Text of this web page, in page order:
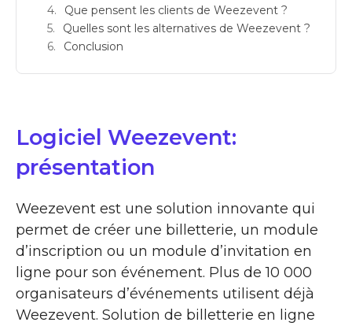
Que pensent les clients de Weezevent ?
Quelles sont les alternatives de Weezevent ?
Conclusion
Logiciel Weezevent:
présentation
Weezevent est une solution innovante qui
permet de créer une billetterie, un module
d’inscription ou un module d’invitation en
ligne pour son événement. Plus de 10 000
organisateurs d’événements utilisent déjà
Weezevent. Solution de billetterie en ligne